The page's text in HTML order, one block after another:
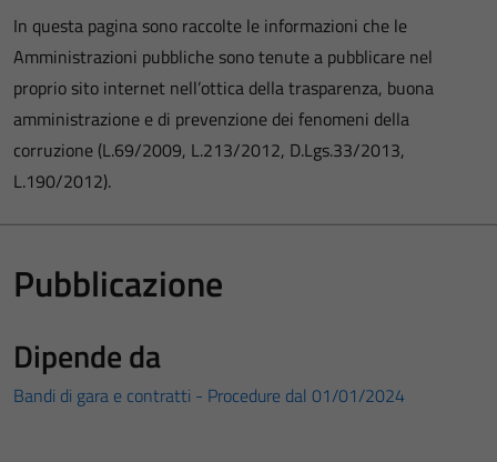
In questa pagina sono raccolte le informazioni che le
Amministrazioni pubbliche sono tenute a pubblicare nel
proprio sito internet nell’ottica della trasparenza, buona
amministrazione e di prevenzione dei fenomeni della
corruzione (L.69/2009, L.213/2012, D.Lgs.33/2013,
L.190/2012).
Pubblicazione
Dipende da
Bandi di gara e contratti - Procedure dal 01/01/2024